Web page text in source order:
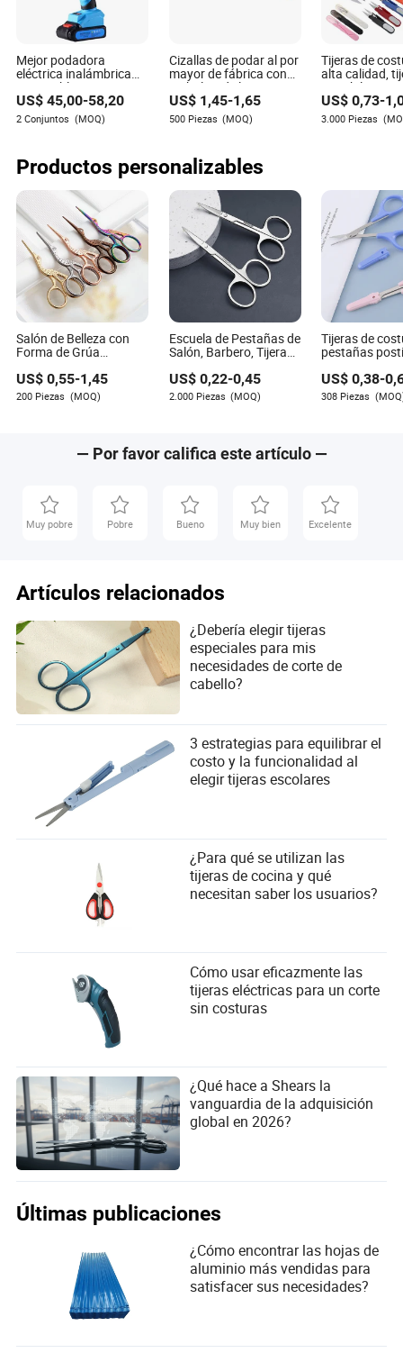
Brynleigh Mcclure es una experta en la industria de
impacto ambiental de los productos y las prácticas de
sostenibilidad de los proveedores.
Mejor podadora
eléctrica inalámbrica
recargable tijeras
eléctricas para
jardinería
US$45,00-58,20
2 Conjuntos (MOQ)
Cizallas de podar al por
mayor de fábrica con
embalaje de logo
personalizado tijeras de
jardín
US$ 1,45-1,65
500 Piezas (MOQ)
Tijeras de
alta calidad,
para hilo
US$0,73-
3.000 Piezas
Productos personalizables
Salón de Belleza con
Forma de Grúa
Cejas Pestañas Corte
de Cabello Sastre
Barbero Tijeras
US$0,55-1,45
200 Piezas (MOQ)
Escuela de Pestañas de
Salón, Barbero, Tijeras
Logo Personalizado,
Arte de Uñas,
Maquillaje, Tijeras para
US$ 0,22-0,45
2.000 Piezas (MOQ)
Tijeras de
pestañas
peluquería,
corte de vello
tijeras de
US$0,38-
308 Piezas
— Por favor califica este artículo —
Muy pobre Pobre Bueno Muy bien Excelente
Artículos relacionados
¿Debería elegir tijeras
especiales para mis
necesidades de corte de
cabello?
3 estrategias para equilibrar el
costo y la funcionalidad al
elegir tijeras escolares
¿Para qué se utilizan las
tijeras de cocina y qué
necesitan saber los usuarios?
Cómo usar eficazmente las
tijeras eléctricas para un corte
sin costuras
¿Qué hace a Shears la
vanguardia de la adquisición
global en 2026?
Últimas publicaciones
¿Cómo encontrar las hojas de
aluminio más vendidas para
satisfacer sus necesidades?